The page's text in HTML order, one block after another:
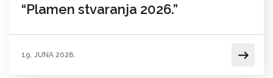
“Plamen stvaranja 2026.”
19. JUNA 2026.